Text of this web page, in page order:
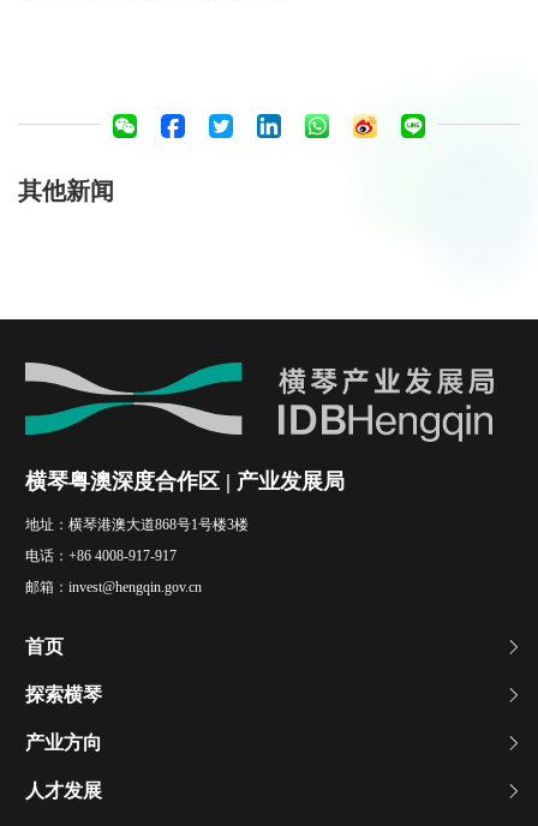
其他新闻
横琴粤澳深度合作区 | 产业发展局
地址： 横琴港澳大道868号1号楼3楼
电话： +86 4008-917-917
邮箱： invest@hengqin.gov.cn
首页
探索横琴
产业方向
人才发展